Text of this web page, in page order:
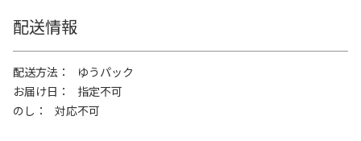
配送情報
配送方法
ゆうパック
お届け日
指定不可
のし
対応不可